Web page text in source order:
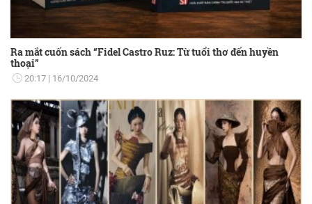
Ra mắt cuốn sách “Fidel Castro Ruz: Từ tuổi thơ đến huyền
thoại”
20:17 16/10/2024